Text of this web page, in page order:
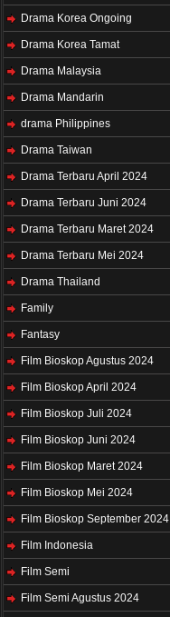
Drama Korea Ongoing
Drama Korea Tamat
Drama Malaysia
Drama Mandarin
drama Philippines
Drama Taiwan
Drama Terbaru April 2024
Drama Terbaru Juni 2024
Drama Terbaru Maret 2024
Drama Terbaru Mei 2024
Drama Thailand
Family
Fantasy
Film Bioskop Agustus 2024
Film Bioskop April 2024
Film Bioskop Juli 2024
Film Bioskop Juni 2024
Film Bioskop Maret 2024
Film Bioskop Mei 2024
Film Bioskop September 2024
Film Indonesia
Film Semi
Film Semi Agustus 2024